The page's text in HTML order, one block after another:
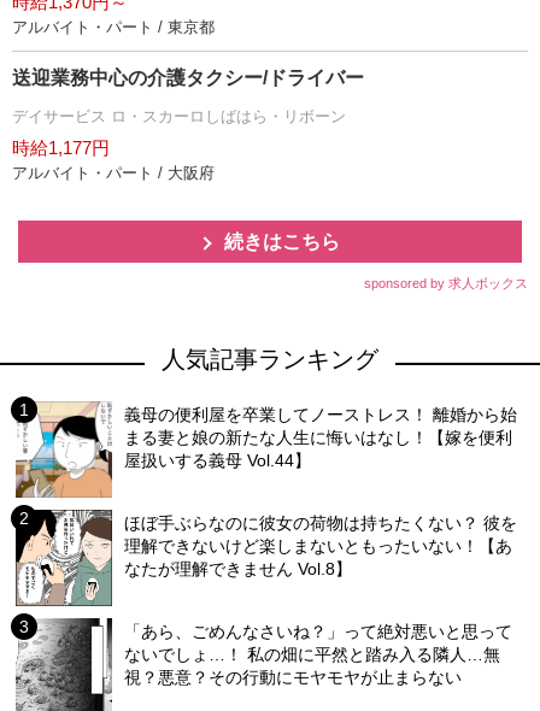
アルバイト・パート / 東京都
送迎業務中心の介護タクシー/ドライバー
デイサービス ロ・スカーロしばはら・リボーン
時給1,177円
アルバイト・パート / 大阪府
続きはこちら
sponsored by 求人ボックス
人気記事ランキング
義母の便利屋を卒業してノーストレス！ 離婚から始
まる妻と娘の新たな人生に悔いはなし！【嫁を便利
屋扱いする義母 Vol.44】
ほぼ手ぶらなのに彼女の荷物は持ちたくない？ 彼を
理解できないけど楽しまないともったいない！【あ
なたが理解できません Vol.8】
「あら、ごめんなさいね？」って絶対悪いと思って
ないでしょ…！ 私の畑に平然と踏み入る隣人…無
視？悪意？その行動にモヤモヤが止まらない